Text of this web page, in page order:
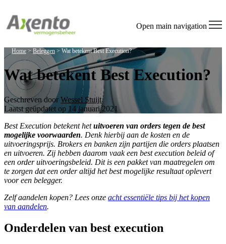
Open main navigation
Home>Beleggen > Wat betekent Best Execution?
Wat betekent Best Execution?
Geschreven door Wessel Stuijt
Laatst geüpdatet op 14 januari 2021
Best Execution betekent hetuitvoeren van orders tegen de best
mogelijke voorwaarden. Denk hierbij aan de kosten en de
uitvoeringsprijs. Brokers en banken zijn partijen die orders plaatsen
en uitvoeren. Zij hebben daarom vaak een best execution beleid of
een order uitvoeringsbeleid. Dit is een pakket van maatregelen om
te zorgen dat een order altijd het best mogelijke resultaat oplevert
voor een belegger.
Zelf aandelen kopen? Lees onze acht essentiële tips bij het kopen
van aandelen.
Onderdelen van best execution